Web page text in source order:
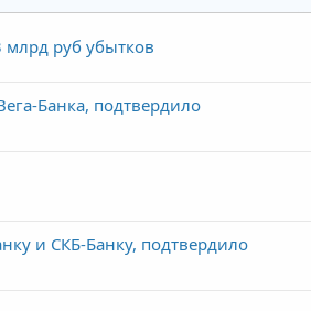
млрд руб убытков
Банка, подтвердило
и СКБ-Банку, подтвердило